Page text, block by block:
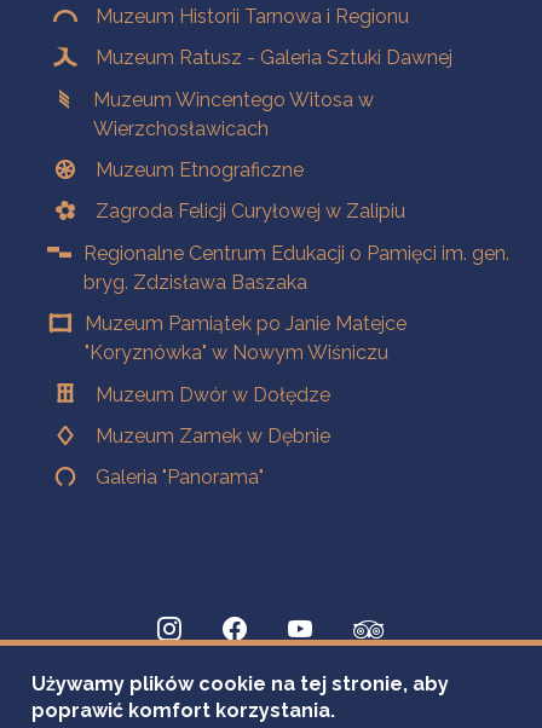
Muzeum Historii Tarnowa i Regionu
Muzeum Ratusz - Galeria Sztuki Dawnej
Muzeum Wincentego Witosa w
Wierzchosławicach
Muzeum Etnograficzne
Zagroda Felicji Curyłowej w Zalipiu
Regionalne Centrum Edukacji o Pamięci im. gen.
bryg. Zdzisława Baszaka
Muzeum Pamiątek po Janie Matejce
"Koryznówka" w Nowym Wiśniczu
Muzeum Dwór w Dołędze
Muzeum Zamek w Dębnie
Galeria "Panorama"
Używamy plików cookie na tej stronie, aby
poprawić komfort korzystania.